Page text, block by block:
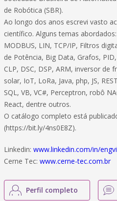
de Robótica (SBR).
Ao longo dos anos escrevi vasto
científico. Alguns temas
MODBUS, LIN, TCP/IP, Filtros
de Potência, Big Data, Grafos,
CLP, DSC, DSP, ARM, inversor de
solar, IoT, LoRa, Java, php, JS,
SQL, VB, VC#, Perceptron, robô
React, dentre outros.
O catálogo completo está
(https://bit.ly/4ns0E8Z).
Linkedin: www.linkedin.com/in/
Cerne Tec: www.cerne-tec.com.br
Perfil completo